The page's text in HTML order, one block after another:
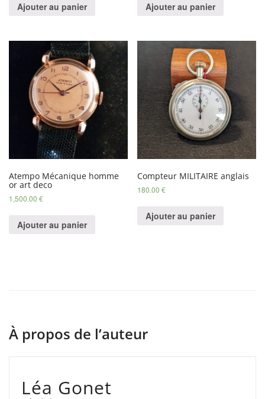
Ajouter au panier Ajouter au panier
Atempo Mécanique homme
or art deco
1,500.00 €
Ajouter au panier
Compteur MILITAIRE anglais
180.00€
Ajouter au panier
À propos de l’auteur
Léa Gonet